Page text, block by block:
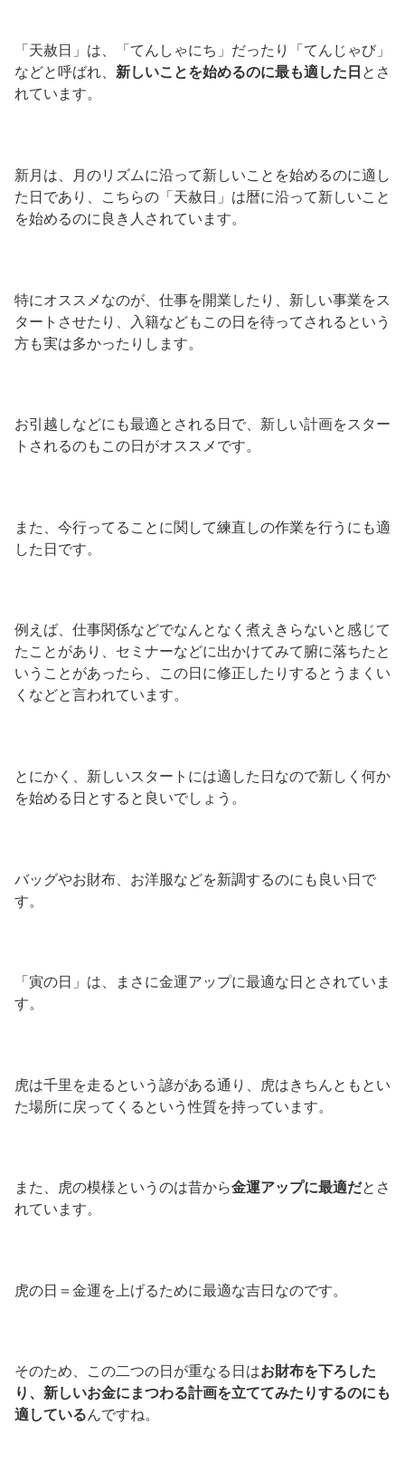
「天赦日」は、「てんしゃにち」だったり「てんじゃび」
などと呼ばれ、 新しいことを始めるのに最も適した日 とさ
れています。
新月は、月のリズムに沿って新しいことを始めるのに適し
た日であり、こちらの「天赦日」は暦に沿って新しいこと
を始めるのに良き人されています。
特にオススメなのが、仕事を開業したり、新しい事業をス
タートさせたり、入籍などもこの日を待ってされるという
方も実は多かったりします。
お引越しなどにも最適とされる日で、新しい計画をスター
トされるのもこの日がオススメです。
また、今行ってることに関して練直しの作業を行うにも適
した日です。
例えば、仕事関係などでなんとなく煮えきらないと感じて
たことがあり、セミナーなどに出かけてみて腑に落ちたと
いうことがあったら、この日に修正したりするとうまくい
くなどと言われています。
とにかく、新しいスタートには適した日なので新しく何か
を始める日とすると良いでしょう。
バッグやお財布、お洋服などを新調するのにも良い日で
す。
「寅の日」は、まさに金運アップに最適な日とされていま
す。
虎は千里を走るという諺がある通り、虎はきちんともとい
た場所に戻ってくるという性質を持っています。
また、虎の模様というのは昔から金運アップに最適だとさ
れています。
虎の日＝金運を上げるために最適な吉日なのです。
そのため、この二つの日が重なる日はお財布を下ろした
り、新しいお金にまつわる計画を立ててみたりするのにも
適しているんですね。